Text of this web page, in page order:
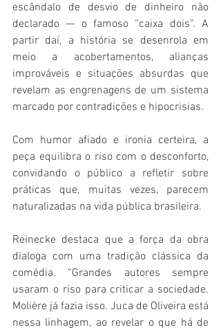
escândalo de desvio de dinheiro não
declarado — o famoso “caixa dois”. A
partir daí, a história se desenrola em
meio a acobertamentos, alianças
improváveis e situações absurdas que
revelam as engrenagens de um sistema
marcado por contradições e hipocrisias.
Com humor afiado e ironia certeira, a
peça equilibra o riso com o desconforto,
convidando o público a refletir sobre
práticas que, muitas vezes, parecem
naturalizadas na vida pública brasileira.
Reinecke destaca que a força da obra
dialoga com uma tradição clássica da
comédia. “Grandes autores sempre
usaram o riso para criticar a sociedade.
Molière já fazia isso. Juca de Oliveira está
nessa linhagem, ao revelar o que há de